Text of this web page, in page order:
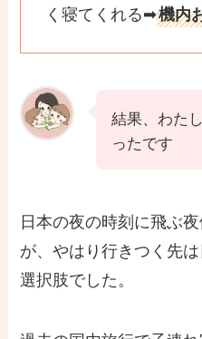
く寝てくれる➡機内
結果、わた
ったです
日本の夜の時刻に飛ぶ
が、やはり行きつく先
選択肢でした。